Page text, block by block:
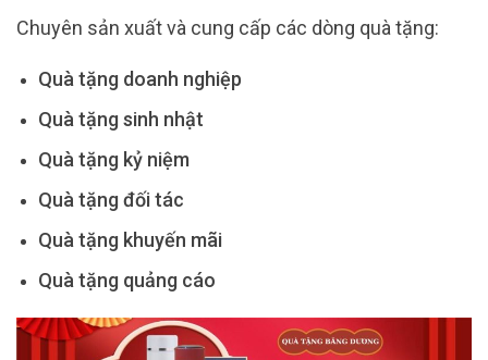
Chuyên sản xuất và cung cấp các dòng quà tặng:
Quà tặng doanh nghiệp
Quà tặng sinh nhật
Quà tặng kỷ niệm
Quà tặng đối tác
Quà tặng khuyến mãi
Quà tặng quảng cáo